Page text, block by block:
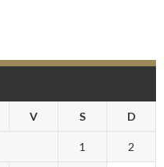
V S D
1 2